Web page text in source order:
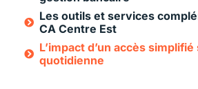
Les outils et services
CA Centre Est
L’impact d’un accès
quotidienne